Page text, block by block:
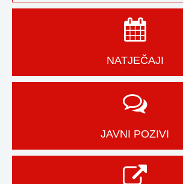
NATJEČAJI
JAVNI POZIVI